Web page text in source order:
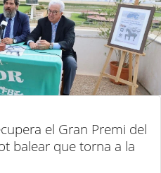
el Gran Premi del
balear que torna a la